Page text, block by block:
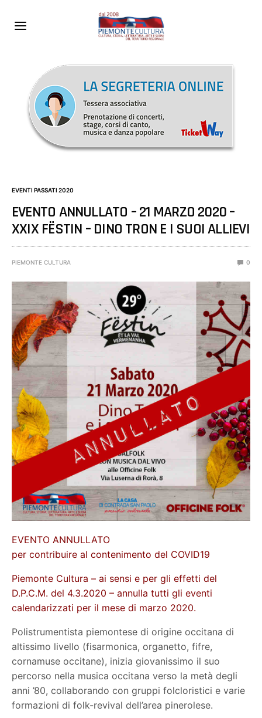
EVENTI PASSATI 2020
EVENTO ANNULLATO – 21 MARZO 2020 –
XXIX FËSTIN – DINO TRON E I SUOI ALLIEVI
PIEMONTE CULTURA 0
EVENTO ANNULLATO
per contribuire al contenimento del COVID19
Piemonte Cultura – ai sensi e per gli effetti del
D.P.C.M. del 4.3.2020 – annulla tutti gli eventi
calendarizzati per il mese di marzo 2020.
Polistrumentista piemontese di origine occitana di
altissimo livello (fisarmonica, organetto, fifre,
cornamuse occitane), inizia giovanissimo il suo
percorso nella musica occitana verso la metà degli
anni ’80, collaborando con gruppi folcloristici e varie
formazioni di folk-revival dell’area pinerolese.